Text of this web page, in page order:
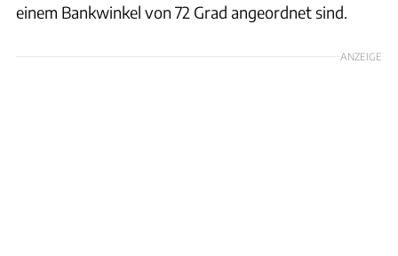
einem Bankwinkel von 72 Grad angeordnet sind.
ANZEIGE